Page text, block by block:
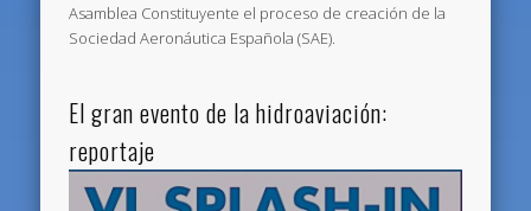
Asamblea Constituyente el proceso de creación de la
Sociedad Aeronáutica Española (SAE).
El gran evento de la hidroaviación:
reportaje